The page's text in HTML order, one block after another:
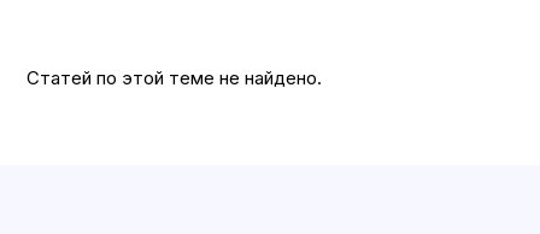
Статей по этой теме не найдено.